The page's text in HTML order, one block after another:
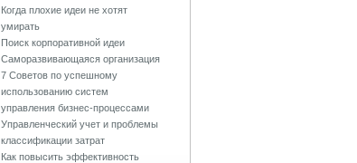
Когда плохие идеи не хотят
умирать
Поиск корпоративной идеи
Саморазвивающаяся организация
7 Советов по успешному
использованию систем
управления бизнес-процессами
Управленческий учет и проблемы
классификации затрат
Как повысить эффективность